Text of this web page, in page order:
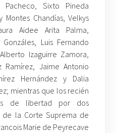
Pacheco, Sixto Pineda
Montes Chandías, Velkys
Aidee Arita Palma,
Luis Fernando
Izaguirre Zamora,
Ramírez, Jaime Antonio
Hernández y Dalia
mientras que los recién
de libertad por dos
de la Corte Suprema de
Marie de Peyrecave